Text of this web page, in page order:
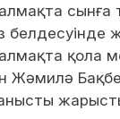
белдесуінде
қола
Жәмилә